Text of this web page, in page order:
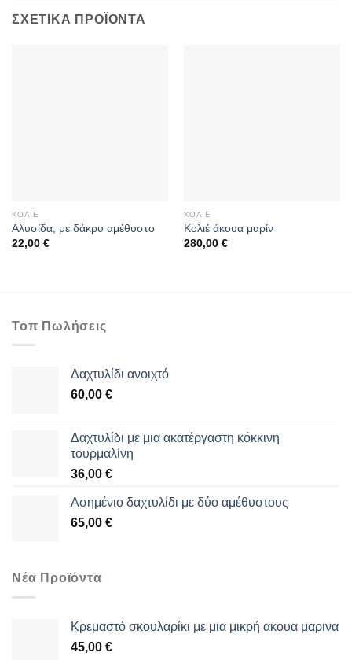
ΣΧΕΤΙΚΆ ΠΡΟΪΌΝΤΑ
ΚΟΛΙΈ
Αλυσίδα, με δάκρυ αμέθυστο
22,00 €
ΚΟΛΙΈ
Κολιέ άκουα μαρίν
280,00 €
Τοπ Πωλήσεις
Δαχτυλίδι ανοιχτό
60,00 €
Δαχτυλίδι με μια ακατέργαστη κόκκινη
τουρμαλίνη
36,00 €
Aσημένιο δαχτυλίδι με δύο αμέθυστους
65,00 €
Νέα Προϊόντα
Κρεμαστό σκουλαρίκι με μια μικρή ακουα μαρινα
45,00 €